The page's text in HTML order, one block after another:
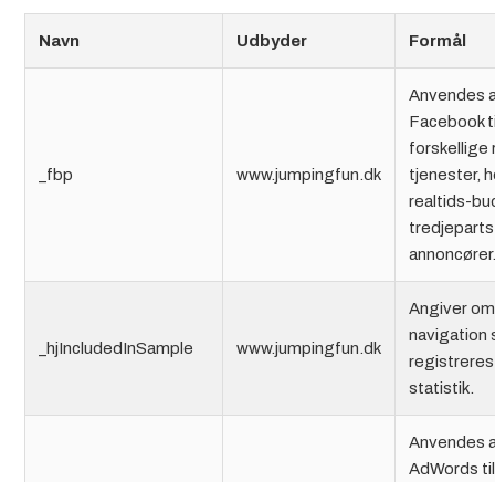
Navn Udbyder Formål
_fbp www.jumpingfun.dk
Anvendes
Facebook
forskellige
tjenester,
realtids-
_hjIncludedInSample www.jumpingfun.dk
Angiver
navigation
registreres
statistik.
Anvendes
AdWords